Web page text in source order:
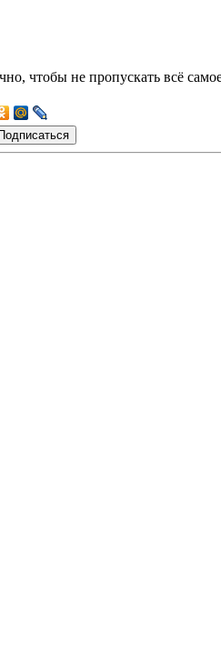
чтобы не пропускать всё